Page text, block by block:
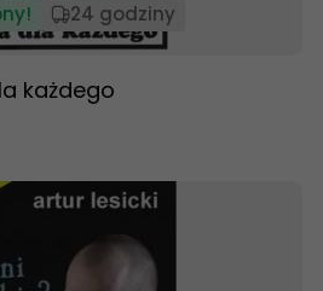
24 godziny
każdego